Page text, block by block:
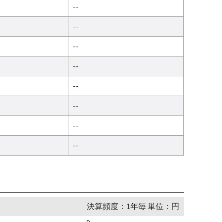
--
--
--
--
--
--
--
--
決算頻度：1年毎 単位：円